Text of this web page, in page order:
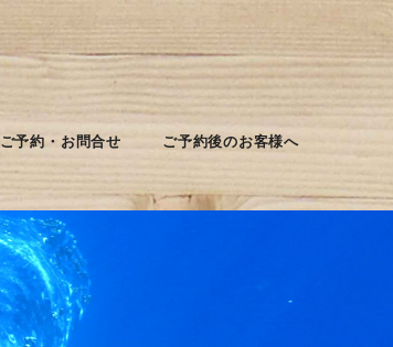
ご予約・お問合せ ご予約後のお客様へ